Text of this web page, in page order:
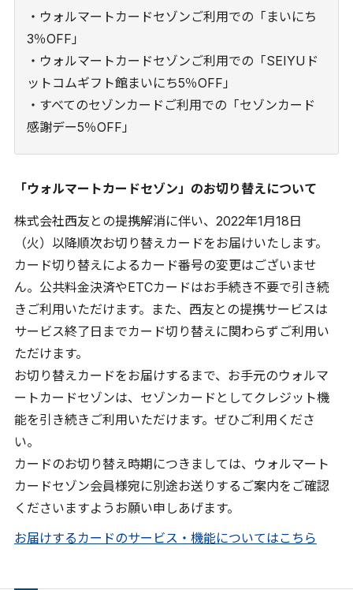
・ウォルマートカードセゾンご利用での「まいにち
3％OFF」
・ウォルマートカードセゾンご利用での「SEIYUド
ットコムギフト館まいにち5％OFF」
・すべてのセゾンカードご利用での「セゾンカード
感謝デー5％OFF」
「ウォルマートカードセゾン」のお切り替えについて
株式会社西友との提携解消に伴い、2022年1月18日
（火）以降順次お切り替えカードをお届けいたします。
カード切り替えによるカード番号の変更はございませ
ん。公共料金決済やETCカードはお手続き不要で引き続
きご利用いただけます。また、西友との提携サービスは
サービス終了日までカード切り替えに関わらずご利用い
ただけます。
お切り替えカードをお届けするまで、お手元のウォルマ
ートカードセゾンは、セゾンカードとしてクレジット機
能を引き続きご利用いただけます。ぜひご利用くださ
い。
カードのお切り替え時期につきましては、ウォルマート
カードセゾン会員様宛に別途お送りするご案内をご確認
くださいますようお願い申しあげます。
お届けするカードのサービス・機能についてはこちら